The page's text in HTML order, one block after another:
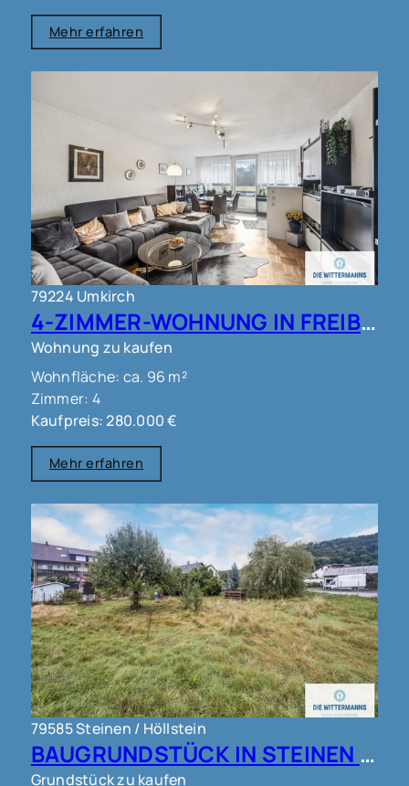
Mehr erfahren
79224 Umkirch
4-ZIMMER-WOHNUNG IN FREIBURG - UMKIRCH!!
Wohnung zu kaufen
Wohnfläche: ca. 96 m²
Zimmer: 4
Kaufpreis: 280.000 €
Mehr erfahren
79585 Steinen / Höllstein
BAUGRUNDSTÜCK IN STEINEN !!!
Grundstück zu kaufen